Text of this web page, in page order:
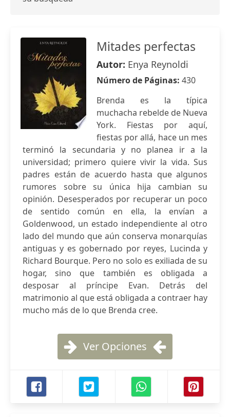
Mitades perfectas
Autor: Enya Reynoldi
Número de Páginas: 430
Brenda es la típica
muchacha rebelde de Nueva
York. Fiestas por aquí,
fiestas por allá, hace un mes
terminó la secundaria y no planea ir a la
universidad; primero quiere vivir la vida. Sus
padres están de acuerdo hasta que algunos
rumores sobre su única hija cambian su
opinión. Desesperados por recuperar un poco
de sentido común en ella, la envían a
Goldenwood, un estado independiente al otro
lado del mundo que aún conserva monarquías
antiguas y es gobernado por reyes, Lucinda y
Richard Bourque. Pero no solo es exiliada de su
hogar, sino que también es obligada a
desposar al príncipe Evan. Detrás del
matrimonio al que está obligada a contraer hay
mucho más de lo que Brenda cree.
Ver Opciones